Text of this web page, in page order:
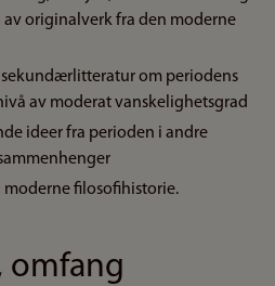
originalverk fra den moderne
sekundærlitteratur om periodens
av moderat vanskelighetsgrad
ideer fra perioden i andre
filosofihistorie.
omfang